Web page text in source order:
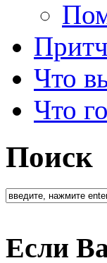
Что
Что
Поиск
Если